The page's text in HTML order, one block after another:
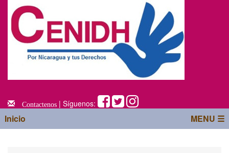
Contactenos | Síguenos:
Inicio MENU ☰